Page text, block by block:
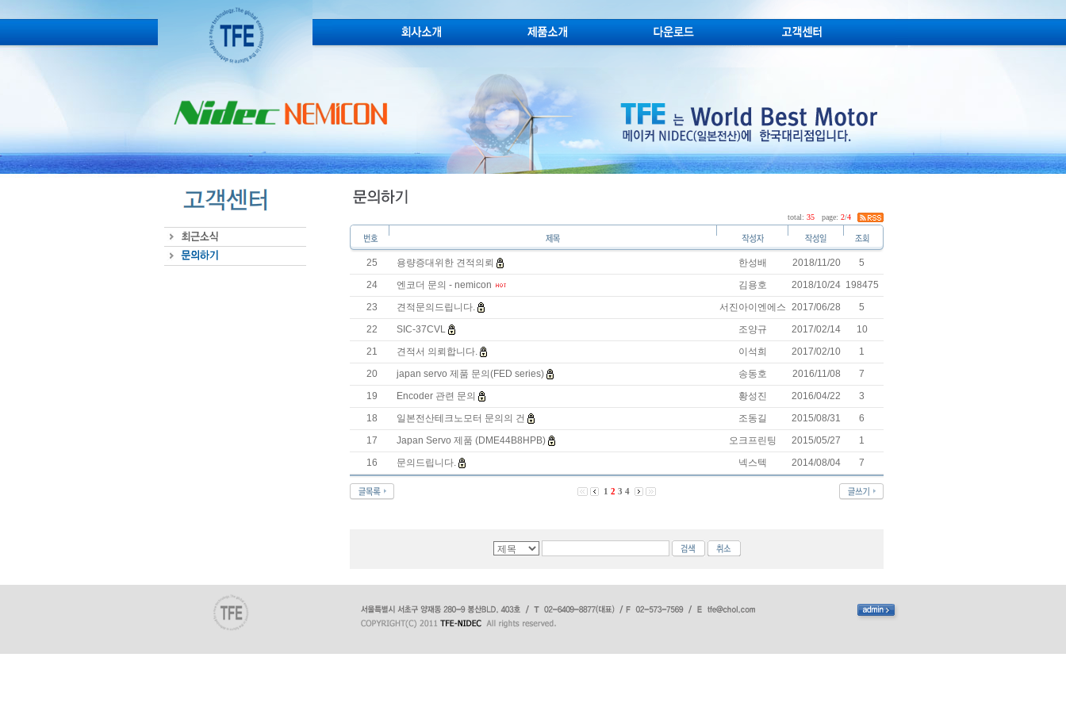
total: 35page: 2/4
25 용량증대위한 견적의뢰 한성배 2018/11/20
5
24
엔코더 문의 - nemicon 김용호 2018/10/24 198475
23
견적문의드립니다. 서진아이엔에스 2017/06/28
5
22
SIC-37CVL 조양규 2017/02/14
10
21
견적서 의뢰합니다. 이석희 2017/02/10
1
20
japan servo 제품 문의(FED series) 송동호 2016/11/08
7
19
Encoder 관련 문의 황성진 2016/04/22
3
18
일본전산테크노모터 문의의 건 조동길 2015/08/31
6
17
Japan Servo 제품 (DME44B8HPB) 오크프린팅 2015/05/27
1
16
문의드립니다. 넥스텍 2014/08/04 7
1 2 3 4